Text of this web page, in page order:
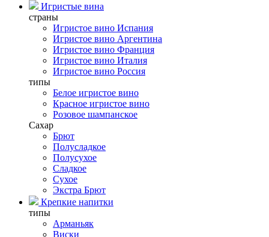
Игристые вина
страны
Игристое вино Испания
Игристое вино Аргентина
Игристое вино Франция
Игристое вино Италия
Игристое вино Россия
типы
Белое игристое вино
Красное игристое вино
Розовое шампанское
Сахар
Брют
Полусладкое
Полусухое
Сладкое
Сухое
Экстра Брют
Крепкие напитки
типы
Арманьяк
Виски